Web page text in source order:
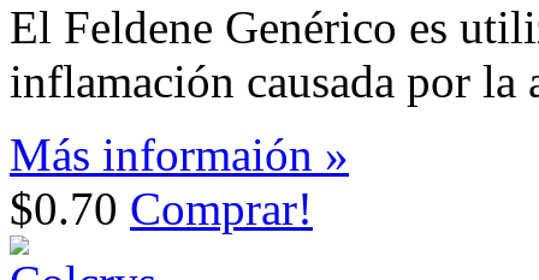
El Feldene Genérico es
inflamación causada por
Más informaión »
$0.70 Comprar!